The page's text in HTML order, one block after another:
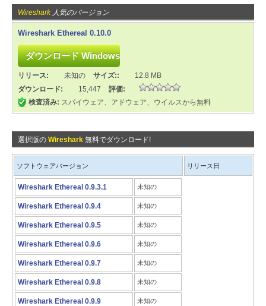
Wireshark 人気のバージョン
Wireshark Ethereal 0.10.0
リリース: 未知の サイズ::
12.8 MB
ダウンロード:
15,447
評価:
検査済み: スパイウェア、アドウェア、ウイルスから無料
選択版の Wireshark 無料でダウンロード!
ソフトウェアバージョン リリース日
Wireshark Ethereal 0.9.3.1 未知の
Wireshark Ethereal 0.9.4 未知の
Wireshark Ethereal 0.9.5 未知の
Wireshark Ethereal 0.9.6 未知の
Wireshark Ethereal 0.9.7 未知の
Wireshark Ethereal 0.9.8 未知の
Wireshark Ethereal 0.9.9 未知の